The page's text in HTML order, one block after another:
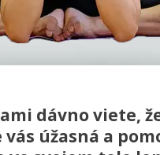
dávno viete,
vás úžasná a